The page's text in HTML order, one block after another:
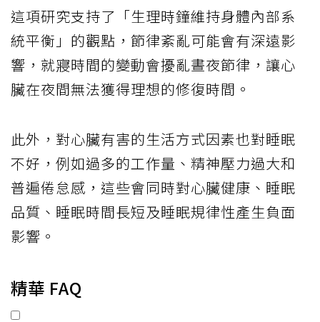
這項研究支持了「生理時鐘維持身體內部系
統平衡」的觀點，節律紊亂可能會有深遠影
響，就寢時間的變動會擾亂晝夜節律，讓心
臟在夜間無法獲得理想的修復時間。
此外，對心臟有害的生活方式因素也對睡眠
不好，例如過多的工作量、精神壓力過大和
普遍倦怠感，這些會同時對心臟健康、睡眠
品質、睡眠時間長短及睡眠規律性產生負面
影響。
精華 FAQ